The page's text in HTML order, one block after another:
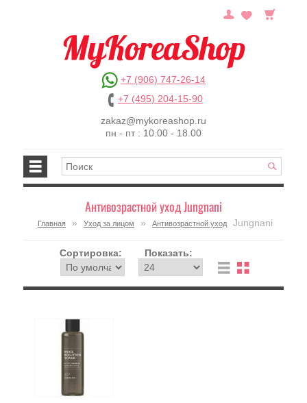
+7 (906) 747-26-14
+7 (495) 204-15-90
zakaz@mykoreashop.ru
пн - пт : 10.00 - 18.00
Антивозрастной уход Jungnani
Главная » Уход за лицом » Антивозрастной уход Jungnani
Сортировка: Показать: